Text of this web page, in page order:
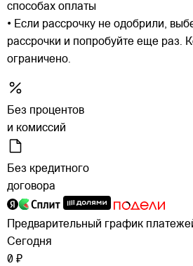
способах оплаты
• Если рассрочку не одобрили,
рассрочки и попробуйте еще раз.
ограничено.
Без процентов
и комиссий
Без кредитного
договора
Предварительный график
Сегодня
0 ₽